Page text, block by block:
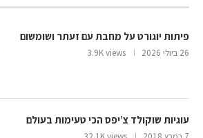
פיתות יוגורט על מחבת עם זעתר ושומשום
26 ביולי 2026 3.9K views
עוגיות שוקולד צ’יפס הכי טעימות בעולם